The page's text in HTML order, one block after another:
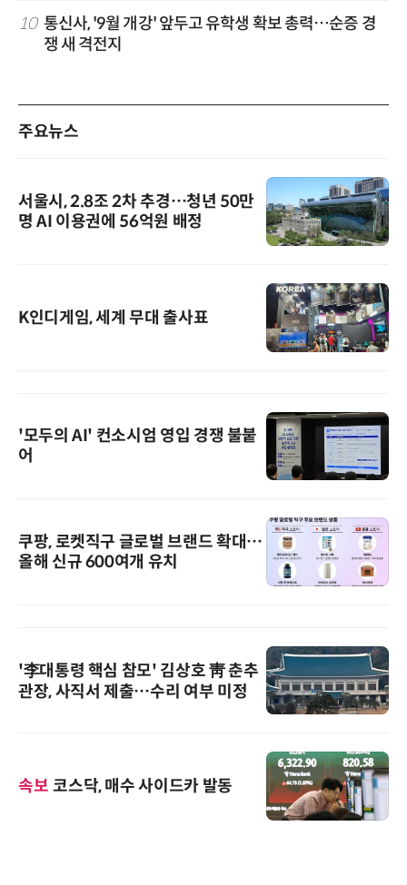
10 통신사, '9월 개강' 앞두고 유학생 확보 총력…순증 경
쟁 새 격전지
주요뉴스
서울시, 2.8조 2차 추경…청년 50만
명 AI 이용권에 56억원 배정
K인디게임, 세계 무대 출사표
'모두의 AI' 컨소시엄 영입 경쟁 불붙
어
쿠팡, 로켓직구 글로벌 브랜드 확대…
올해 신규 600여개 유치
'李대통령 핵심 참모' 김상호 靑 춘추
관장, 사직서 제출…수리 여부 미정
속보 코스닥, 매수 사이드카 발동